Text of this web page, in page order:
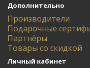
Дополнительно
Производители
Подарочные
Партнёры
Товары со скидкой
Личный кабинет